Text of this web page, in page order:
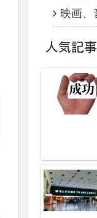
映画、
人気記事